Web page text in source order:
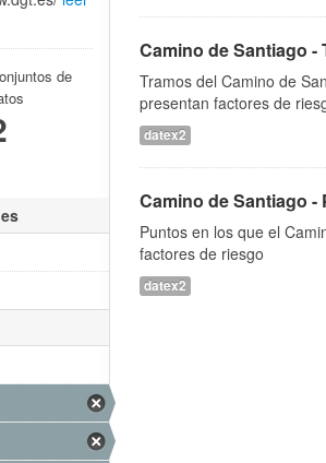
Camino de Santiago -
Tramos del Camino de
presentan factores de
datex2
Camino de Santiago
Puntos en los que el
factores de riesgo
datex2
de